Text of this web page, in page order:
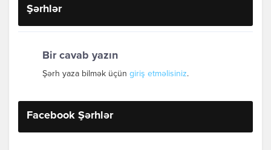
Şərhlər
Bir cavab yazın
Şərh yaza bilmək üçün giriş etməlisiniz.
Facebook Şərhlər